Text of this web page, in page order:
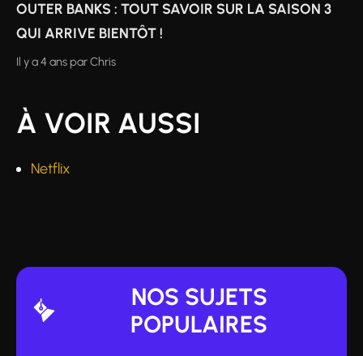
OUTER BANKS : TOUT SAVOIR SUR LA SAISON 3
QUI ARRIVE BIENTÔT !
Il y a 4 ans parChris
À VOIR AUSSI
Netflix
NOS SUJETS
POPULAIRES